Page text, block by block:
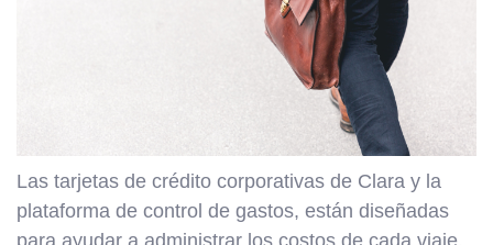
Las tarjetas de crédito corporativas de Clara y la
plataforma de control de gastos, están diseñadas